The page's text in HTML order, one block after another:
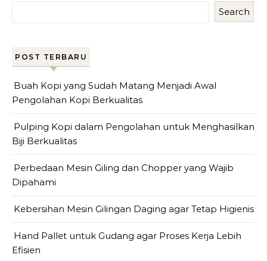
Search
POST TERBARU
Buah Kopi yang Sudah Matang Menjadi Awal
Pengolahan Kopi Berkualitas
Pulping Kopi dalam Pengolahan untuk Menghasilkan
Biji Berkualitas
Perbedaan Mesin Giling dan Chopper yang Wajib
Dipahami
Kebersihan Mesin Gilingan Daging agar Tetap Higienis
Hand Pallet untuk Gudang agar Proses Kerja Lebih
Efisien